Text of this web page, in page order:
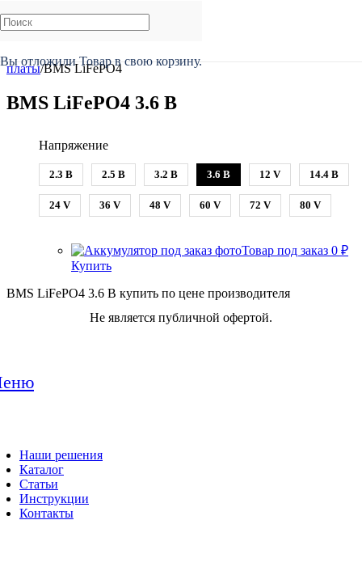
Вы отложилиТоварв свою корзину.
Главная Каталог
платы/BMS LiFePO4
BMS LiFePO4 3.6 В
Напряжение
2.3 В 2.5 В 3.2 В 3.6 В 12 V 14.4 В
24 V 36 V 48 V 60 V 72 V 80 V
Товар под заказ 0 ₽
Купить
BMS LiFePO4 3.6 В купить по цене производителя
Не является публичной офертой.
Наши решения
Каталог
Статьи
Инструкции
Контакты